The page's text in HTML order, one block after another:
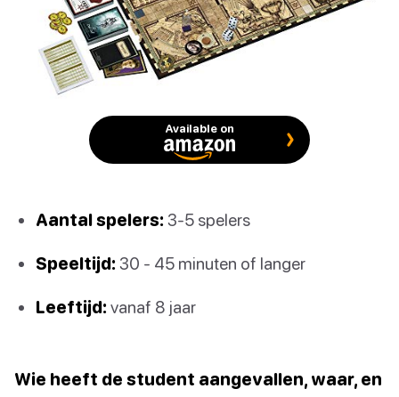
Available on
Aantal spelers: 3-5 spelers
Speeltijd: 30 - 45 minuten of langer
Leeftijd: vanaf 8 jaar
Wie heeft de student aangevallen, waar, en